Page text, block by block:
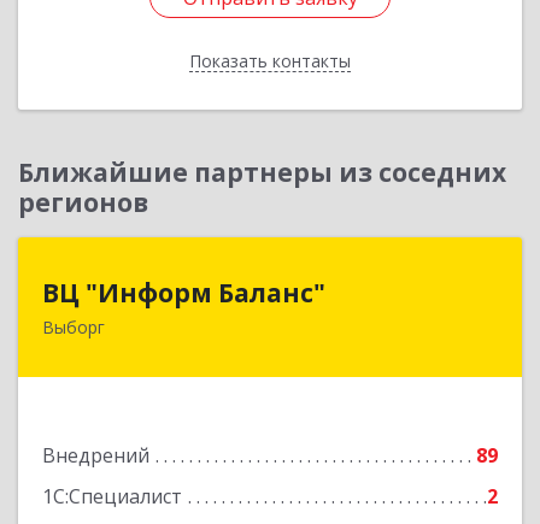
Показать контакты
Назад
Ближайшие партнеры из соседних
регионов
ВЦ "Информ Баланс"
Выборг
Внедрений
89
1С:Специалист
2
188800, Ленинградская обл, Выборгский р-н,